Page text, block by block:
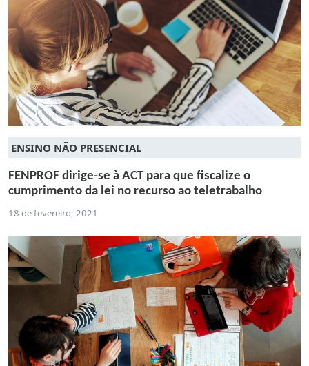
ENSINO NÃO PRESENCIAL
FENPROF dirige-se à ACT para que fiscalize o
cumprimento da lei no recurso ao teletrabalho
18 de fevereiro, 2021